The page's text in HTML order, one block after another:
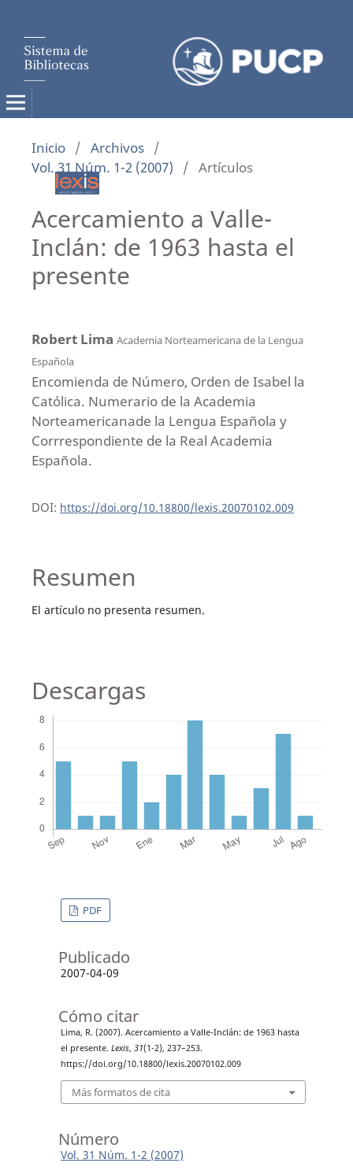
Inicio / Archivos /
Vol. 31 Núm. 1-2 (2007)
/ Artículos
Acercamiento a Valle-
Inclán: de 1963 hasta el
presente
Robert Lima Academia Norteamericana de la Lengua
Española
Encomienda de Número, Orden de Isabel la
Católica. Numerario de la Academia
Norteamericanade la Lengua Española y
Corrrespondiente de la Real Academia
Española.
DOI: https://doi.org/10.18800/lexis.20070102.009
Resumen
El artículo no presenta resumen.
Descargas
PDF
Publicado
2007-04-09
Cómo citar
Lima, R. (2007). Acercamiento a Valle-Inclán: de 1963 hasta
el presente. Lexis, 31(1-2), 237–253.
https://doi.org/10.18800/lexis.20070102.009
Más formatos de cita
Número
Vol. 31 Núm. 1-2 (2007)